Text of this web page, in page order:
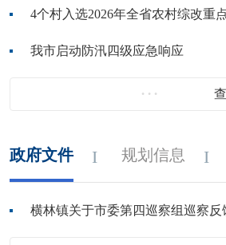
4个村入选2026年全省农村综改重
我市启动防汛四级应急响应
政府文件 规划信息
横林镇关于市委第四巡察组巡察